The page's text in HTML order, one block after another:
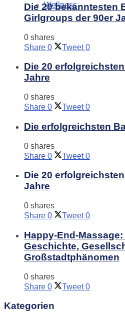
Wellness
Die 20 bekanntesten
Girlgroups der 90er
0 shares
Share 0 Tweet 0
Die 20
Jahre
0 shares
Share 0 Tweet 0
Die erfolgreichsten
0 shares
Share 0 Tweet 0
Die 20
Jahre
0 shares
Share 0 Tweet 0
Happy-End-
Geschichte,
Großstadtphänomen
0 shares
Share 0 Tweet 0
Kategorien